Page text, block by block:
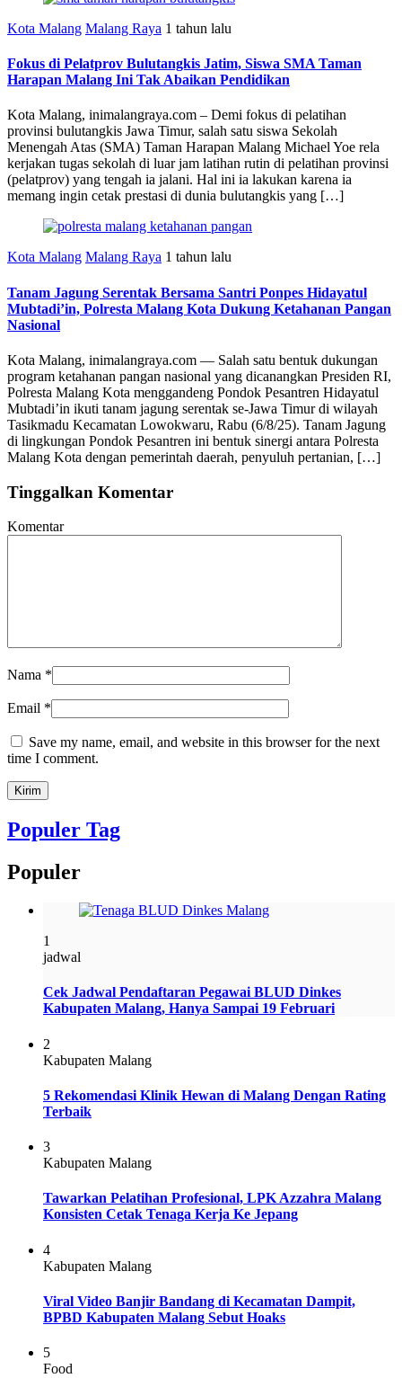
Kota Malang Malang Raya 1 tahun lalu
Fokus di Pelatprov Bulutangkis Jatim, Siswa SMA Taman
Harapan Malang Ini Tak Abaikan Pendidikan
Kota Malang, inimalangraya.com – Demi fokus di pelatihan
provinsi bulutangkis Jawa Timur, salah satu siswa Sekolah
Menengah Atas (SMA) Taman Harapan Malang Michael Yoe rela
kerjakan tugas sekolah di luar jam latihan rutin di pelatihan provinsi
(pelatprov) yang tengah ia jalani. Hal ini ia lakukan karena ia
memang ingin cetak prestasi di dunia bulutangkis yang […]
Kota Malang Malang Raya 1 tahun lalu
Tanam Jagung Serentak Bersama Santri Ponpes Hidayatul
Mubtadi’in, Polresta Malang Kota Dukung Ketahanan Pangan
Nasional
Kota Malang, inimalangraya.com — Salah satu bentuk dukungan
program ketahanan pangan nasional yang dicanangkan Presiden RI,
Polresta Malang Kota menggandeng Pondok Pesantren Hidayatul
Mubtadi’in ikuti tanam jagung serentak se-Jawa Timur di wilayah
Tasikmadu Kecamatan Lowokwaru, Rabu (6/8/25). Tanam Jagung
di lingkungan Pondok Pesantren ini bentuk sinergi antara Polresta
Malang Kota dengan pemerintah daerah, penyuluh pertanian, […]
Tinggalkan Komentar
Komentar
Nama *
Email *
Save my name, email, and website in this browser for the next
time I comment.
Populer Tag
Populer
1
jadwal
Cek Jadwal Pendaftaran Pegawai BLUD Dinkes
Kabupaten Malang, Hanya Sampai 19 Februari
2
Kabupaten Malang
5 Rekomendasi Klinik Hewan di Malang Dengan Rating
Terbaik
3
Kabupaten Malang
Tawarkan Pelatihan Profesional, LPK Azzahra Malang
Konsisten Cetak Tenaga Kerja Ke Jepang
4
Kabupaten Malang
Viral Video Banjir Bandang di Kecamatan Dampit,
BPBD Kabupaten Malang Sebut Hoaks
5
Food